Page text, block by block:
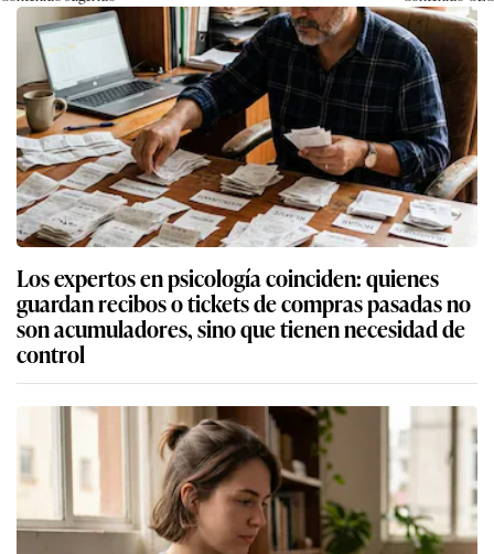
Los expertos en psicología coinciden: quienes
guardan recibos o tickets de compras pasadas no
son acumuladores, sino que tienen necesidad de
control